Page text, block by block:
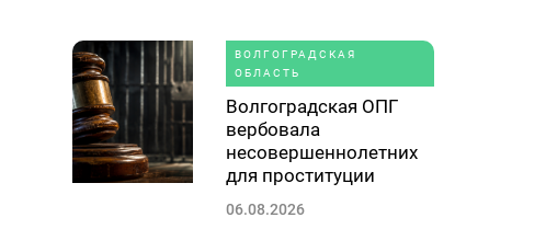
ВОЛГОГРАДСКАЯ
ОБЛАСТЬ
Волгоградская ОПГ
вербовала
несовершеннолетних
для проституции
06.08.2026